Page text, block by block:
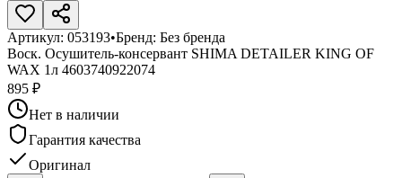
Артикул: 053193•Бренд: Без бренда
Воск. Осушитель-консервант SHIMA DETAILER KING OF
WAX 1л 4603740922074
895 ₽
Нет в наличии
Гарантия качества
Оригинал